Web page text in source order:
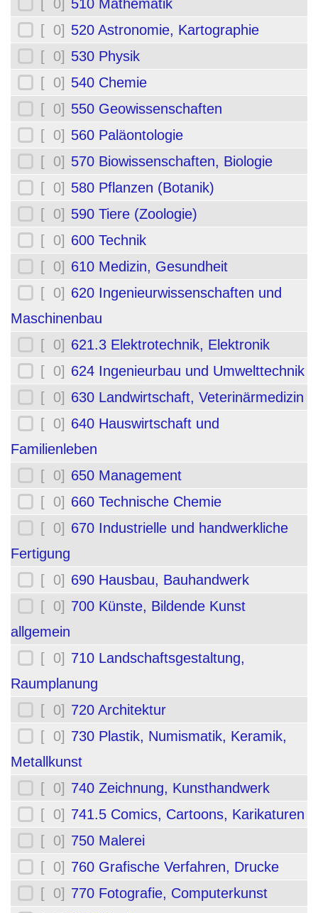
[ 0]
510 Mathematik
[ 0] 520 Astronomie, Kartographie
[ 0] 530 Physik
[ 0] 540 Chemie
[ 0] 550 Geowissenschaften
[ 0] 560 Paläontologie
[ 0] 570 Biowissenschaften, Biologie
[ 0] 580 Pflanzen (Botanik)
[ 0] 590 Tiere (Zoologie)
[ 0] 600 Technik
[ 0] 610 Medizin, Gesundheit
[ 0] 620 Ingenieurwissenschaften und
Maschinenbau
[ 0] 621.3 Elektrotechnik, Elektronik
[ 0] 624 Ingenieurbau und Umwelttechnik
[ 0] 630 Landwirtschaft, Veterinärmedizin
[ 0] 640 Hauswirtschaft und
Familienleben
[ 0] 650 Management
[ 0] 660 Technische Chemie
[ 0] 670 Industrielle und handwerkliche
Fertigung
[ 0] 690 Hausbau, Bauhandwerk
[ 0] 700 Künste, Bildende Kunst
allgemein
[ 0] 710 Landschaftsgestaltung,
Raumplanung
[ 0] 720 Architektur
[ 0] 730 Plastik, Numismatik, Keramik,
Metallkunst
[ 0] 740 Zeichnung, Kunsthandwerk
[ 0] 741.5 Comics, Cartoons, Karikaturen
[ 0] 750 Malerei
[ 0] 760 Grafische Verfahren, Drucke
[ 0] 770 Fotografie, Computerkunst